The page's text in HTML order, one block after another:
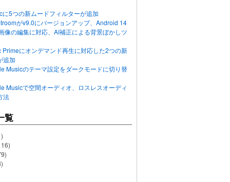
に5つの新ムードフィルターが追加
がv9.0にバージョンアップ、Android 14
像の編集に対応、AI補正による背景ぼかしツ
Primeにオンデマンド再生に対応した2つの新
追加
Musicのテーマ設定をダークモードに切り替
Musicで空間オーディオ、ロスレスオーディ
法
覧